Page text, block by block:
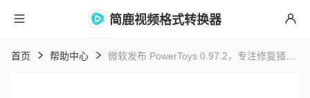
简鹿视频格式转换器
首页 帮助中心